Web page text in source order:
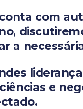
com
a
e